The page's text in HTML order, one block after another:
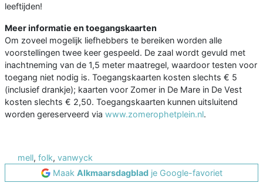
leeftijden!
Meer informatie en toegangskaarten
Om zoveel mogelijk liefhebbers te bereiken worden alle
voorstellingen twee keer gespeeld. De zaal wordt gevuld met
inachtneming van de 1,5 meter maatregel, waardoor testen voor
toegang niet nodig is. Toegangskaarten kosten slechts € 5
(inclusief drankje); kaarten voor Zomer in De Mare in De Vest
kosten slechts € 2,50. Toegangskaarten kunnen uitsluitend
worden gereserveerd via www.zomerophetplein.nl.
mell, folk, vanwyck
Maak Alkmaarsdagbladje Google-favoriet